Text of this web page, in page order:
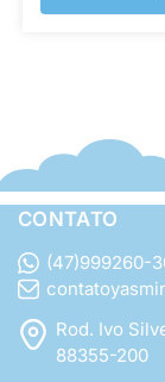
CONTATO
(47)999260-
Rod. Ivo
88355-200